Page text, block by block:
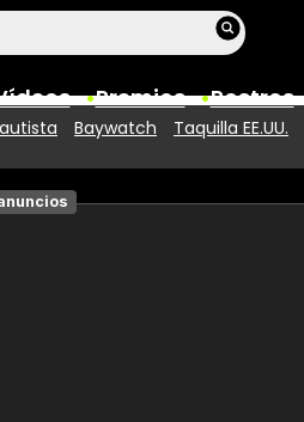
Premios Rostros
Fotos
Baywatch Taquilla EE.UU.